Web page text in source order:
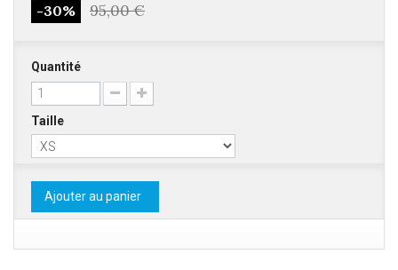
-30% 95,00 €
Quantité
Taille
Ajouter au panier